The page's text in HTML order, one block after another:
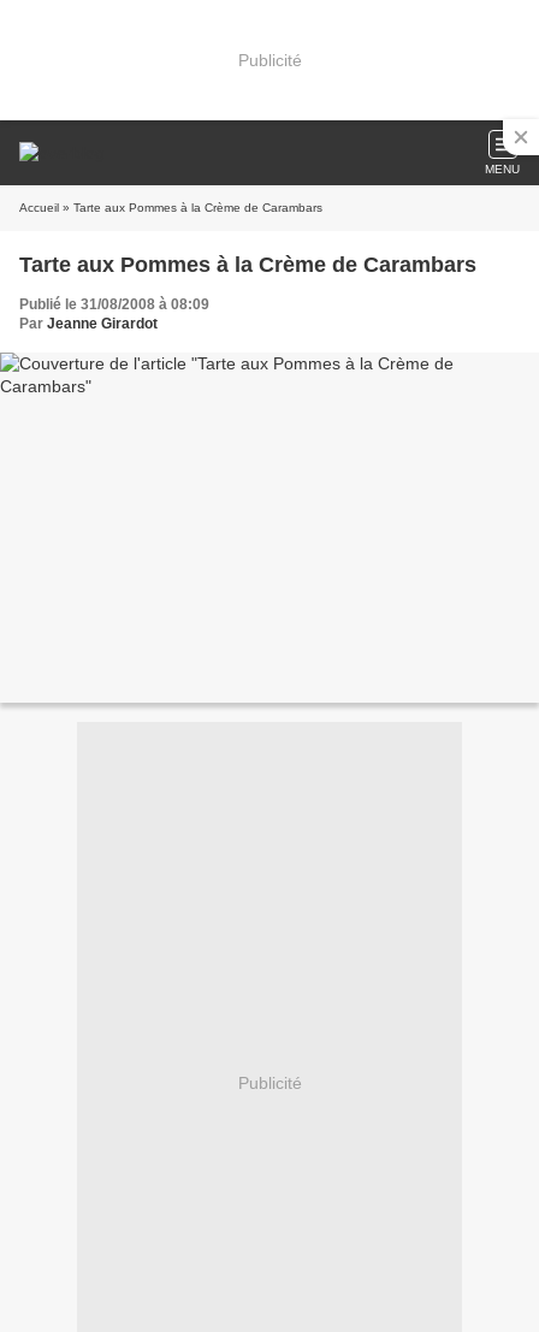
Publicité
MENU
Accueil » Tarte aux Pommes à la Crème de Carambars
Tarte aux Pommes à la Crème de Carambars
Publié le 31/08/2008 à 08:09
Par Jeanne Girardot
Publicité